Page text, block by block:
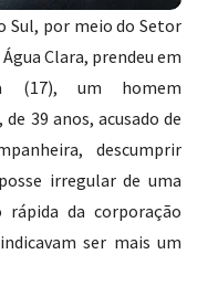
Sul, por meio do Setor
Clara, prendeu em
(17), um homem
39 anos, acusado de
descumprir
irregular de uma
rápida da corporação
ser mais um